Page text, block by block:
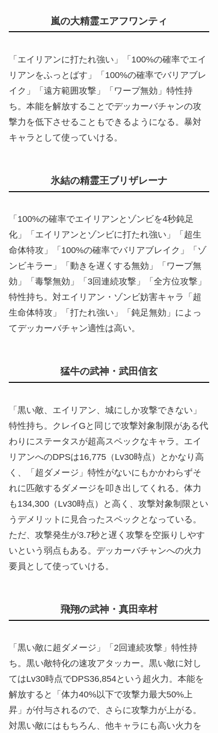
嵐の大精霊エアフワンティ
「エイリアンに打たれ強い」「100%の確率でエイ
リアンをふっとばす」「100%の確率でバリアブレ
イク」「遠方範囲攻撃」「ワープ無効」特性持
ち。本能を解放することでデッカーバチャンの攻
撃力を低下させることもできるようになる。暴対
キャラとして使っていける。
氷結の精霊王ブリザレーナ
「100%の確率でエイリアンとゾンビを4秒鈍足
化」「エイリアンとゾンビに打たれ強い」「超生
命体特攻」「100%の確率でバリアブレイク」「ゾ
ンビキラー」「動きを遅くする無効」「ワープ無
効」「毒撃無効」「3回連続攻撃」「全方位攻撃」
特性持ち。対エイリアン・ゾンビ妨害キャラ「超
生命体特攻」「打たれ強い」「鈍足無効」によっ
てデッカーバチャン適性は高い。
猛牛の武神・武田信玄
「黒い敵、エイリアン、城にしか攻撃できない」
特性持ち。クレイGと同じで攻撃対象制限がある代
わりにステータスが超高スペックなキャラ。エイ
リアンへのDPSは16,775（Lv30時点）とかなり高
く、「超ダメージ」特性がないにもかかわらずそ
れに匹敵するダメージを叩き出してくれる。体力
も134,300（Lv30時点）と高く、攻撃対象制限とい
うデメリットに見合ったスペックとなっている。
ただ、攻撃発生が3.7秒と遅く攻撃を空振りしやす
いという弱点もある。デッカーバチャンへの火力
要員として使っていける。
飛翔の武神・真田幸村
「黒い敵に超ダメージ」「2回連続攻撃」特性持
ち。黒い敵特化の速攻アタッカー。黒い敵に対し
てはLv30時点でDPS36,854という超火力。本能を
解放すると「体力40%以下で攻撃力最大50%上
昇」が付与されるので、さらに攻撃力が上がる。
対黒い敵にはもちろん、他キャラにも高い火力を